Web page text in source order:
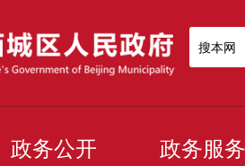
搜本网
政务公开 政务服务